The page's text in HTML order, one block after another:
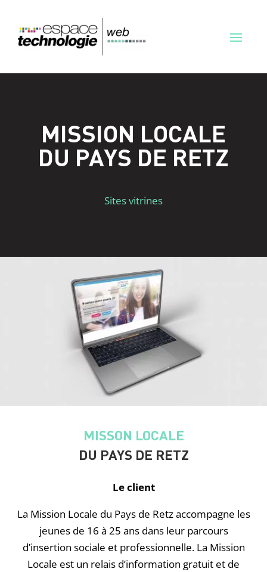
MISSION LOCALE
DU PAYS DE RETZ
Sites vitrines
MISSON LOCALE
DU PAYS DE RETZ
Le client
La Mission Locale du Pays de Retz accompagne les
jeunes de 16 à 25 ans dans leur parcours
d’insertion sociale et professionnelle. La Mission
Locale est un relais d’information gratuit et de